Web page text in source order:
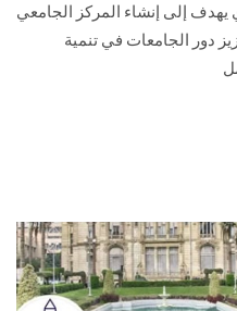
يهدف إلى إنشاء المركز الجامعي
دور الجامعات في تنمية